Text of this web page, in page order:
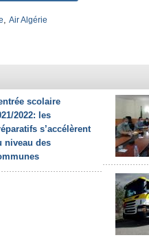
, Air Algérie
scolaire
2022: les
s’accélèrent
niveau des